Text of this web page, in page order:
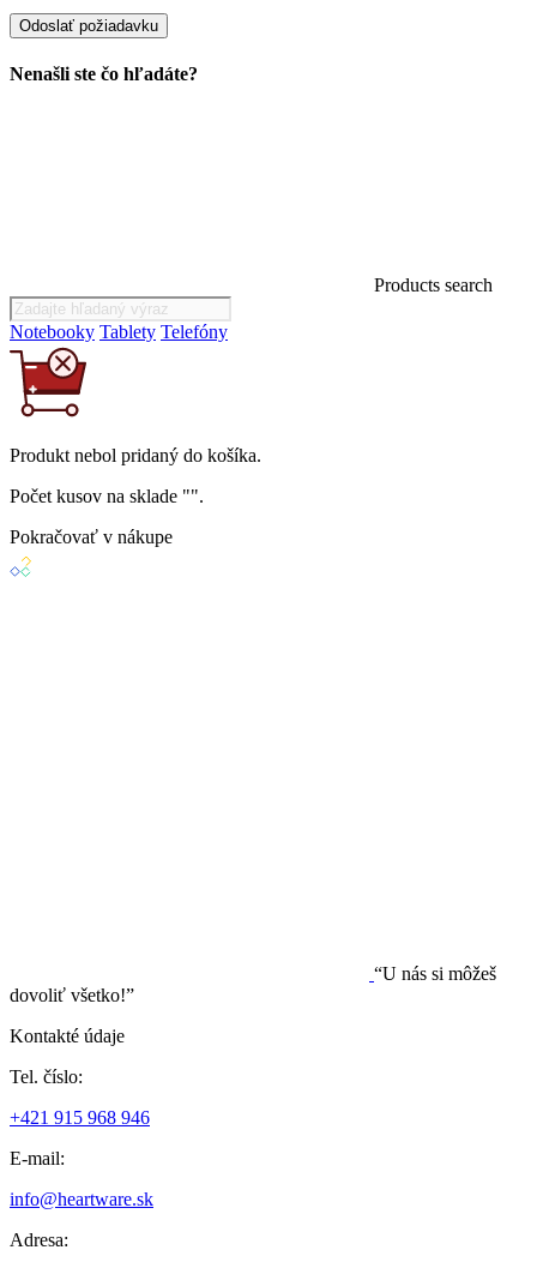
Nenašli ste čo hľadáte?
Products search
Notebooky Tablety Telefóny
Produkt nebol pridaný do košíka.
Počet kusov na sklade "".
Pokračovať v nákupe
“U nás si môžeš
dovoliť všetko!”
Kontakté údaje
Tel. číslo:
+421 915 968 946
E-mail:
info@heartware.sk
Adresa: